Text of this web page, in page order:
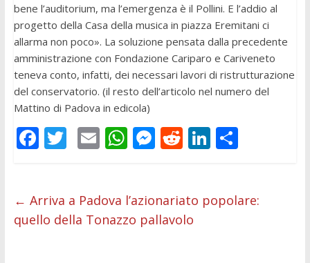
bene l’auditorium, ma l’emergenza è il Pollini. E l’addio al
progetto della Casa della musica in piazza Eremitani ci
allarma non poco». La soluzione pensata dalla precedente
amministrazione con Fondazione Cariparo e Cariveneto
teneva conto, infatti, dei necessari lavori di ristrutturazione
del conservatorio. (il resto dell’articolo nel numero del
Mattino di Padova in edicola)
F
b
o
T
er
E
l
W
s
A
M
e
n
R
di
t
Li
e
C
di
← Arriva a Padova l’azionariato popolare:
quello della Tonazzo pallavolo